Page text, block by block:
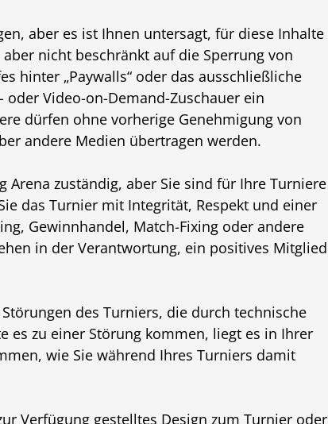
aber es ist Ihnen untersagt, für diese Inhalte
nicht beschränkt auf die Sperrung von
hinter „Paywalls“ oder das ausschließliche
Video-on-Demand-Zuschauer ein
dürfen ohne vorherige Genehmigung von
andere Medien übertragen werden.
Arena zuständig, aber Sie sind für Ihre Turniere
das Turnier mit Integrität, Respekt und einer
Gewinnhandel, Match-Fixing oder andere
in der Verantwortung, ein positives Mitglied
des Turniers, die durch technische
es zu einer Störung kommen, liegt es in Ihrer
wie Sie während Ihres Turniers damit
Verfügung gestelltes Design zum Turnier oder